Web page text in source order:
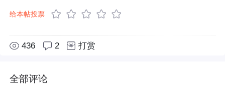
给本帖投票
436 2 打赏
全部评论